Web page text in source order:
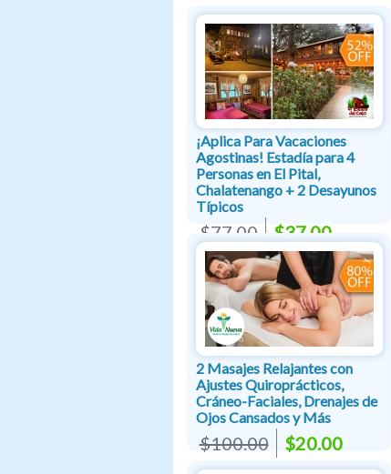
¡Aplica Para Vacaciones
Agostinas! Estadía para 4
Personas en El Pital,
Chalatenango + 2 Desayunos
Típicos
$77.00 $37.00
2 Masajes Relajantes con
Ajustes Quiroprácticos,
Cráneo-Faciales, Drenajes de
Ojos Cansados y Más
$100.00 $20.00